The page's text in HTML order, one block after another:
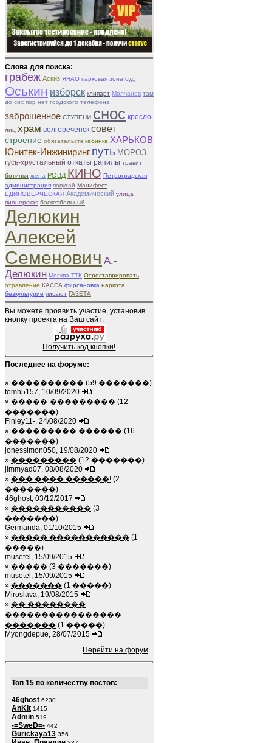
Слова для поиска:
грабеж Аскиз ЯНАО парковая зона суд
Оськин изборск клипарт Молчанов там
до сих пор нет гоодского телефона
заброшенное СТУПЕНИ снос кресло
лиц храм волгореченск совет
строение обязательств кабинка ХАРЬКОВ
Юнитек-Инжиниринг путь МОРОЗ
гусь-хрустальный откаты рапилы травит
ботинки жена РОВД КИНО Петроградская
администрация попугай Манифест
ЕДИНОВЕРЧЕСКАЯ Академический улица
пионерская баскетбольный
Делюкин
Алексей
Семенович А.-
Делюкин Москва ТТК Отреставрировать
отравление КАССА фирсановка наркота
безкультурие писают ГАЗЕТА
Вы можете проявить участие, установив
кнопку проекта на Ваш сайт:
Получить код кнопки!
Последнее на форуме:
» ���������� (59 �������)
tomh5157, 10/09/2020
» �����-��������� (12
�������)
Finley11-, 24/08/2020
» ��������� ������ (16
�������)
jonessimon050, 19/08/2020
» ��������� (12 �������)
jimmyad07, 08/08/2020
» ��� ���� ������! (2
�������)
46ghost, 03/12/2017
» ����������� (3
�������)
Germanda, 01/10/2015
» ����� ����������� (1
�����)
musetel, 15/09/2015
» ����� (3 �������)
musetel, 15/09/2015
» ������� (1 �����)
Miroslava, 19/08/2015
» �� ��������
����������������
������� (1 �����)
Myongdepue, 28/07/2015
Перейти на форум
Топ 15 по количеству постов:
46ghost 6230
AnKit 1415
Admin 519
-=SweD=- 442
Gurickaya13 356